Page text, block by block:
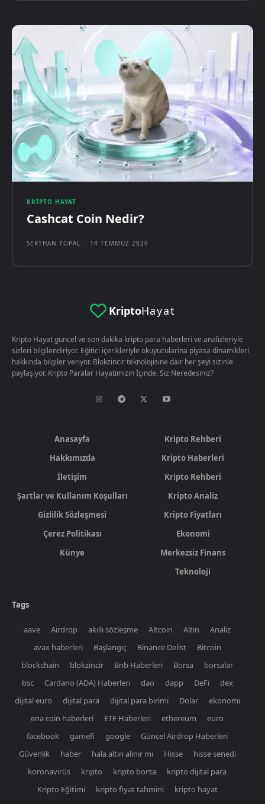
KRIPTO HAYAT
Cashcat Coin Nedir?
SERTHAN TOPAL - 14 TEMMUZ 2026
KriptoHayat
Kripto Hayat güncel ve son dakika kripto para haberleri ve analizleriyle
sizleri bilgilendiriyor. Eğitici içerikleriyle okuyucularina piyasa dinamikleri
hakkında bilgiler veriyor. Blokzincir teknolojisine dair her şeyi sizinle
paylaşıyor. Kripto Paralar Hayatımızın İçinde. Siz Neredesiniz?
Anasayfa
Hakkımızda
İletişim
Şartlar ve Kullanım Koşulları
Gizlilik Sözleşmesi
Çerez Politikası
Künye
Kripto Rehberi
Kripto Haberleri
Kripto Rehberi
Kripto Analiz
Kripto Fiyatları
Ekonomi
Merkezsiz Finans
Teknoloji
Tags
aave Airdrop akıllı sözleşme Altcoin Altın
Analiz
avax haberleri
Başlangıç Binance Delist
Bitcoin
blockchain
blokzincir Bnb Haberleri Borsa
borsalar
bsc
Cardano (ADA) Haberleri dao dapp DeFi
dex
dijital euro
dijital para dijital para birimi Dolar
ekonomi
ena coin haberleri
ETF Haberleri ethereum
euro
facebook
gamefi google
Güncel Airdrop Haberleri
Güvenlik
haber hala altın alınır mı Hisse
hisse senedi
koronavirüs
kripto kripto borsa
kripto dijital para
Kripto Eğitimi
kripto fiyat tahmini
kripto hayat